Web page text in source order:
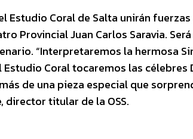
Estudio Coral de Salta unirán
Provincial Juan Carlos Saravia.
“Interpretaremos la hermosa
Coral tocaremos las célebres
de una pieza especial que
director titular de la OSS.